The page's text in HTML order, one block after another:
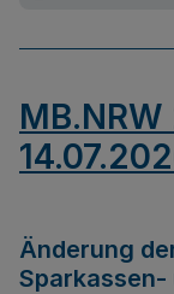
Änderung
Sparkassen-